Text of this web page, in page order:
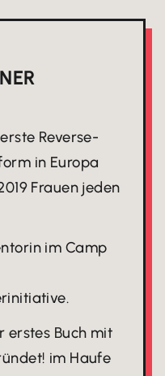
Reverse-
in Europa
Frauen jeden
im Camp
erstes Buch mit
im Haufe